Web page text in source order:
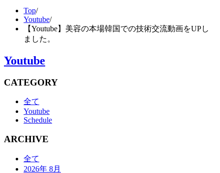
Top/
Youtube/
【Youtube】美容の本場韓国での技術交流動画をUPし
ました。
Youtube
CATEGORY
全て
Youtube
Schedule
ARCHIVE
全て
2026年 8月